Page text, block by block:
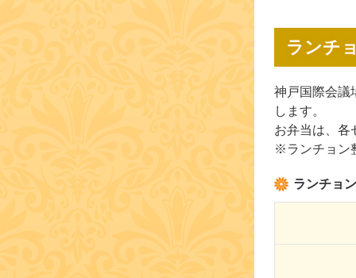
ランチ
神戸国際会議
します。
お弁当は、各
※ランチョン
ランチョ